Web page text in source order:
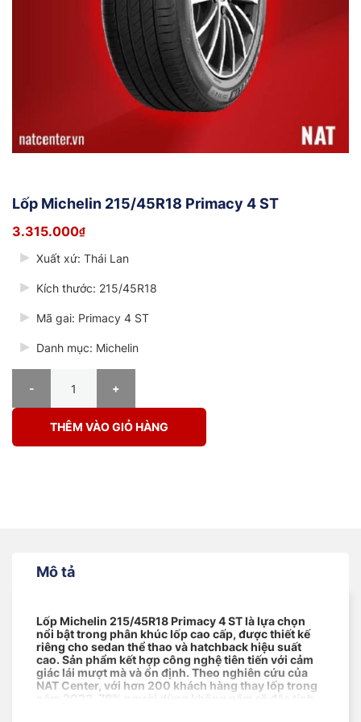
Lốp Michelin 215/45R18 Primacy 4 ST
3.315.000₫
Xuất xứ: Thái Lan
Kích thước: 215/45R18
Mã gai: Primacy 4 ST
Danh mục: Michelin
THÊM VÀO GIỎ HÀNG
Mô tả
Lốp Michelin 215/45R18 Primacy 4 ST là lựa chọn
nổi bật trong phân khúc lốp cao cấp, được thiết kế
riêng cho sedan thể thao và hatchback hiệu suất
cao. Sản phẩm kết hợp công nghệ tiên tiến với cảm
giác lái mượt mà và ổn định. Theo nghiên cứu của
NAT Center, với hơn 200 khách hàng thay lốp trong
năm 2023, 78% người dùng không nắm rõ đặc tính